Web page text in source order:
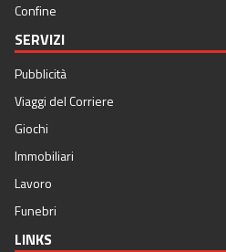
Confine
SERVIZI
Pubblicità
Viaggi del Corriere
Giochi
Immobiliari
Lavoro
Funebri
LINKS